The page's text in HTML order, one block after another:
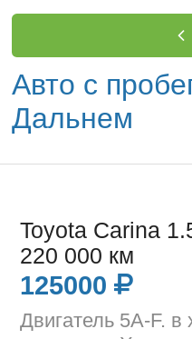
Авто с
Дальнем
Toyota Carina
220 000 км
125000
Двигатель 5A-F.